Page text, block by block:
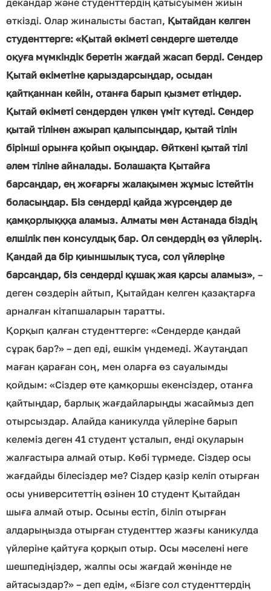
өткізді. Олар жиналысты бастап, Қытайдан келген
студенттерге: «Қытай өкіметі сендерге шетелде
оқуға мүмкіндік беретін жағдай жасап берді. Сендер
Қытай өкіметіне қарыздарсыңдар, осыдан
қайтқаннан кейін, отанға барып қызмет етіңдер.
Қытай өкіметі сендерден үлкен үміт күтеді. Сендер
қытай тілінен ажырап қалыпсыңдар, қытай тілін
бірінші орынға қойып оқыңдар. Өйткені қытай тілі
әлем тіліне айналады. Болашақта Қытайға
барсаңдар, ең жоғарғы жалақымен жұмыс істейтін
боласыңдар. Біз сендерді қайда жүрсеңдер де
қамқорлықққа аламыз. Алматы мен Астанада біздің
елшілік пен консулдық бар. Ол сендердің өз үйлерің.
Қандай да бір қиыншылық туса, сол үйлеріңе
барсаңдар, біз сендерді құшақ жая қарсы аламыз», –
деген сөздерін айтып, Қытайдан келген қазақтарға
арналған кітапшаларын таратты.
Қорқып қалған студенттерге: «Сендерде қандай
сұрақ бар?» – деп еді, ешкім үндемеді. Жаутаңдап
маған қараған соң, мен оларға өз сауалымды
қойдым: «Сіздер өте қамқоршы екенсіздер, отанға
қайтыңдар, барлық жағдайларыңды жасаймыз деп
отырсыздар. Алайда каникулда үйлеріне барып
келеміз деген 41 студент ұсталып, енді оқуларын
жалғастыра алмай отыр. Көбі түрмеде. Сіздер осы
жағдайды білесіздер ме? Сіздер қазір келіп отырған
осы университеттің өзінен 10 студент Қытайдан
шыға алмай отыр. Осыны естіп, біліп отырған
алдарыңызда отырған студенттер жазғы каникулда
үйлеріне қайтуға қорқып отыр. Осы мәселені неге
шешпедіңіздер, жалпы осы жағдай жөнінде не
айтасыздар?» – деп едім, «Бізге сол студенттердің